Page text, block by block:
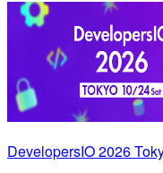
DevelopersIO 2026